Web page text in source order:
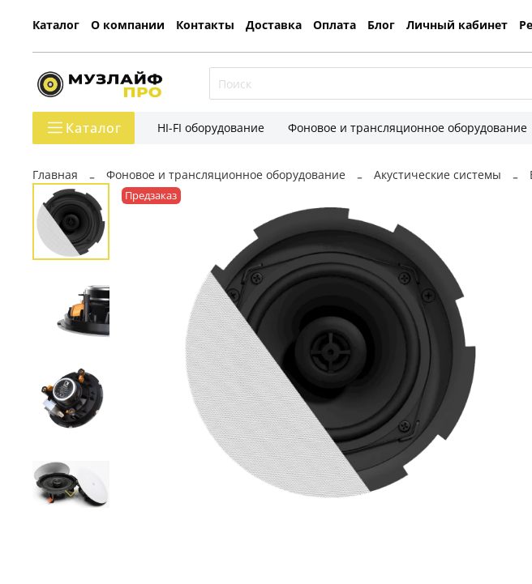
Каталог О компании Контакты Доставка Оплата Блог Личный кабинет
Каталог HI-FI оборудование Фоновое и трансляционное оборудование
Главная Фоновое и трансляционное оборудование Акустические системы
Предзаказ